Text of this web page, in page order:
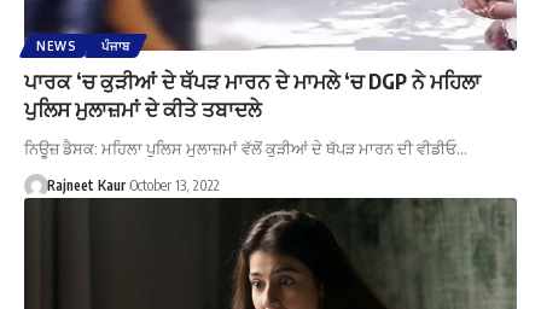
NEWS ਪੰਜਾਬ
ਪਾਰਕ ‘ਚ ਕੁੜੀਆਂ ਦੇ ਥੱਪੜ ਮਾਰਨ ਦੇ ਮਾਮਲੇ ‘ਚ DGP ਨੇ ਮਹਿਲਾ
ਪੁਲਿਸ ਮੁਲਾਜ਼ਮਾਂ ਦੇ ਕੀਤੇ ਤਬਾਦਲੇ
ਨਿਊਜ਼ ਡੈਸਕ: ਮਹਿਲਾ ਪੁਲਿਸ ਮੁਲਾਜ਼ਮਾਂ ਵੱਲੋਂ ਕੁੜੀਆਂ ਦੇ ਥੱਪੜ ਮਾਰਨ ਦੀ ਵੀਡੀਓ…
Rajneet Kaur October 13, 2022